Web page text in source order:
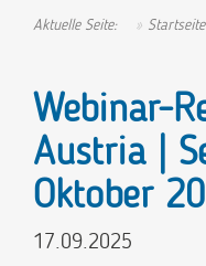
Aktuelle Seite: Startseite
Webinar-
Austria |
Oktober
17.09.2025